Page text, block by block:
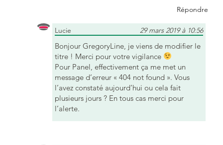
Répondre
Lucie 29 mars 2019 à 10:56
Bonjour GregoryLine, je viens de modifier le
titre ! Merci pour votre vigilance
Pour Panel, effectivement ça me met un
message d’erreur « 404 not found ». Vous
l’avez constaté aujourd’hui ou cela fait
plusieurs jours ? En tous cas merci pour
l’alerte.